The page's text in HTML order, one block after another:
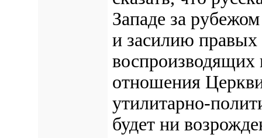
Западе за
и засилию правых
воспроизводящих
отношения
утилитарно-
будет ни